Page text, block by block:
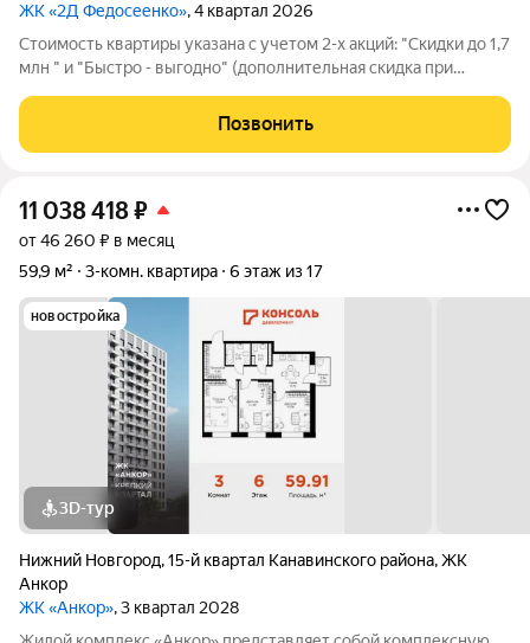
ЖК «2Д Федосеенко», 4 квартал 2026
Cтoимoсть квapтиpы укaзана с учетом 2-х акций: "Скидки до 1,7
млн " и "Быстро - выгодно" (дополнительная скидка при
выгода на эту квартиру с учетом 2-х действующих акций
составляет: 1 400 718 р.
Позвонить
11 038 418₽
от 46 260 ₽ в месяц
59,9 м²
3-комн. квартира 6 этаж из 17
новостройка
3D-тур
Нижний Новгород,15-й квартал Канавинского района,ЖК
Анкор
ЖК «Анкор», 3 квартал 2028